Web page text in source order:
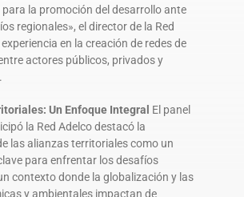
la promoción del desarrollo ante
regionales», el director de la Red
en la creación de redes de
actores públicos, privados y
Un Enfoque Integral El panel
la Red Adelco destacó la
las alianzas territoriales como un
para enfrentar los desafíos
contexto donde la globalización y las
y ambientales impactan de